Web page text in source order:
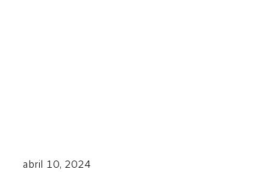
abril 10, 2024